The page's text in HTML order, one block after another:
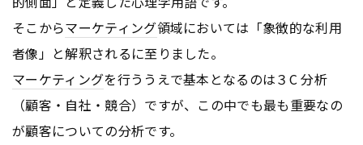
そこからマーケティング領域においては「象徴的な利用
者像」と解釈されるに至りました。
マーケティングを行ううえで基本となるのは３C 分析
（顧客・自社・競合）ですが、この中でも最も重要なの
が顧客についての分析です。